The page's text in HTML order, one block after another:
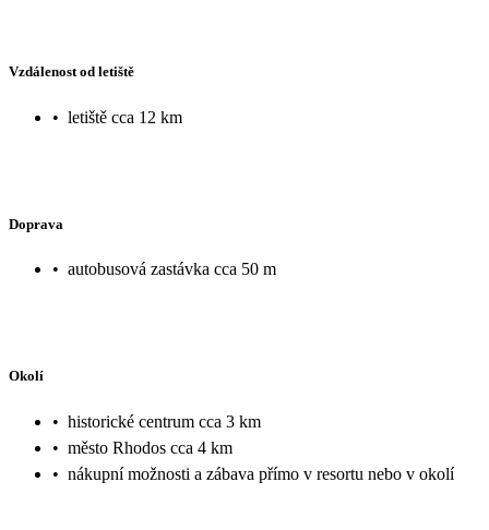
Vzdálenost od letiště
• letiště cca 12 km
Doprava
• autobusová zastávka cca 50 m
Okolí
• historické centrum cca 3 km
• město Rhodos cca 4 km
• nákupní možnosti a zábava přímo v resortu nebo v okolí